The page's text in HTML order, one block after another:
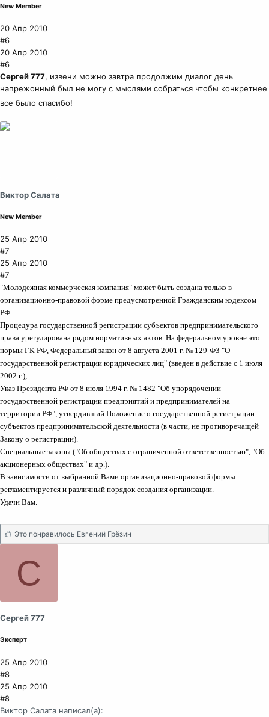
New Member
20 Апр 2010
#6
20 Апр 2010
#6
Сергей 777, извени можно завтра продолжим диалог день
напрежонный был не могу с мыслями собраться чтобы конкретнее
все было спасибо!
Виктор Салата
New Member
25 Апр 2010
#7
25 Апр 2010
#7
"Молодежная коммерческая компания" может быть создана только в
организационно-правовой форме предусмотренной Гражданским кодексом
РФ.
Процедура государственной регистрации субъектов предпринимательского
права урегулирована рядом нормативных актов. На федеральном уровне это
нормы ГК РФ, Федеральный закон от 8 августа 2001 г. № 129-ФЗ "О
государственной регистрации юридических лиц" (введен в действие с 1 июля
2002 г.),
Указ Президента РФ от 8 июля 1994 г. № 1482 "Об упорядочении
государственной регистрации предприятий и предпринимателей на
территории РФ", утвердивший Положение о государственной регистрации
субъектов предпринимательской деятельности (в части, не противоречащей
Закону о регистрации).
Специальные законы ("Об обществах с ограниченной ответственностью", "Об
акционерных обществах" и др.).
В зависимости от выбранной Вами организационно-правовой формы
регламентируется и различный порядок создания организации.
Удачи Вам.
С
и
и
Это понравилось Евгений Грёзин
С
Сергей 777
Эксперт
25 Апр 2010
#8
25 Апр 2010
#8
Виктор Салата написал(а):